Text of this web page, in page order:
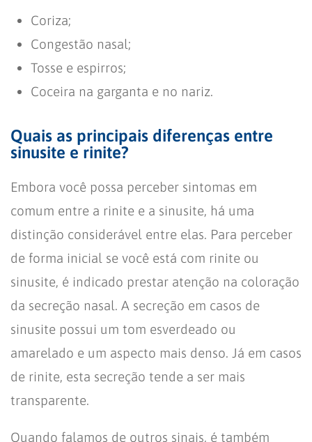
Coriza;
Congestão nasal;
Tosse e espirros;
Coceira na garganta e no nariz.
Quais as principais diferenças entre
sinusite e rinite?
Embora você possa perceber sintomas em
comum entre a rinite e a sinusite, há uma
distinção considerável entre elas. Para perceber
de forma inicial se você está com rinite ou
sinusite, é indicado prestar atenção na coloração
da secreção nasal. A secreção em casos de
sinusite possui um tom esverdeado ou
amarelado e um aspecto mais denso. Já em casos
de rinite, esta secreção tende a ser mais
transparente.
Quando falamos de outros sinais, é também